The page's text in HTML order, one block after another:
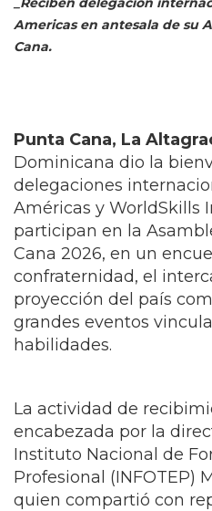
Americas en antesala de su
Cana.
Punta Cana, La
Dominicana dio la
delegaciones
Américas y WorldSkills
participan en la
Cana 2026, en un
confraternidad, el
proyección del país
grandes eventos
habilidades.
La actividad de
encabezada por la
Instituto Nacional de
Profesional (INFOTEP)
quien compartió con